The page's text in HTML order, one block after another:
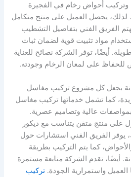
أحواض رخام في الفجيرة
لذلك، يحصل العميل على منتج متكامل
الفريق الفني بتفاصيل التشطيب
مواد تثبيت قوية لضمان ثبات
أيضًا، توفر الشركة نصائح للعناية
للحفاظ على لمعان الرخام وجودته.
بجعل كل مشروع تركيب مغاسل
كما تشمل خدماتها تركيب مغاسل
عالية وتصاميم عصرية.
على منتج متقن يتناسب مع ديكور
يوفر الفريق الفني استشارات حول
كما يتم التركيب بطريقة
أيضًا، تقدم الشركة متابعة مستمرة
واستمرارية الجودة. تركيب